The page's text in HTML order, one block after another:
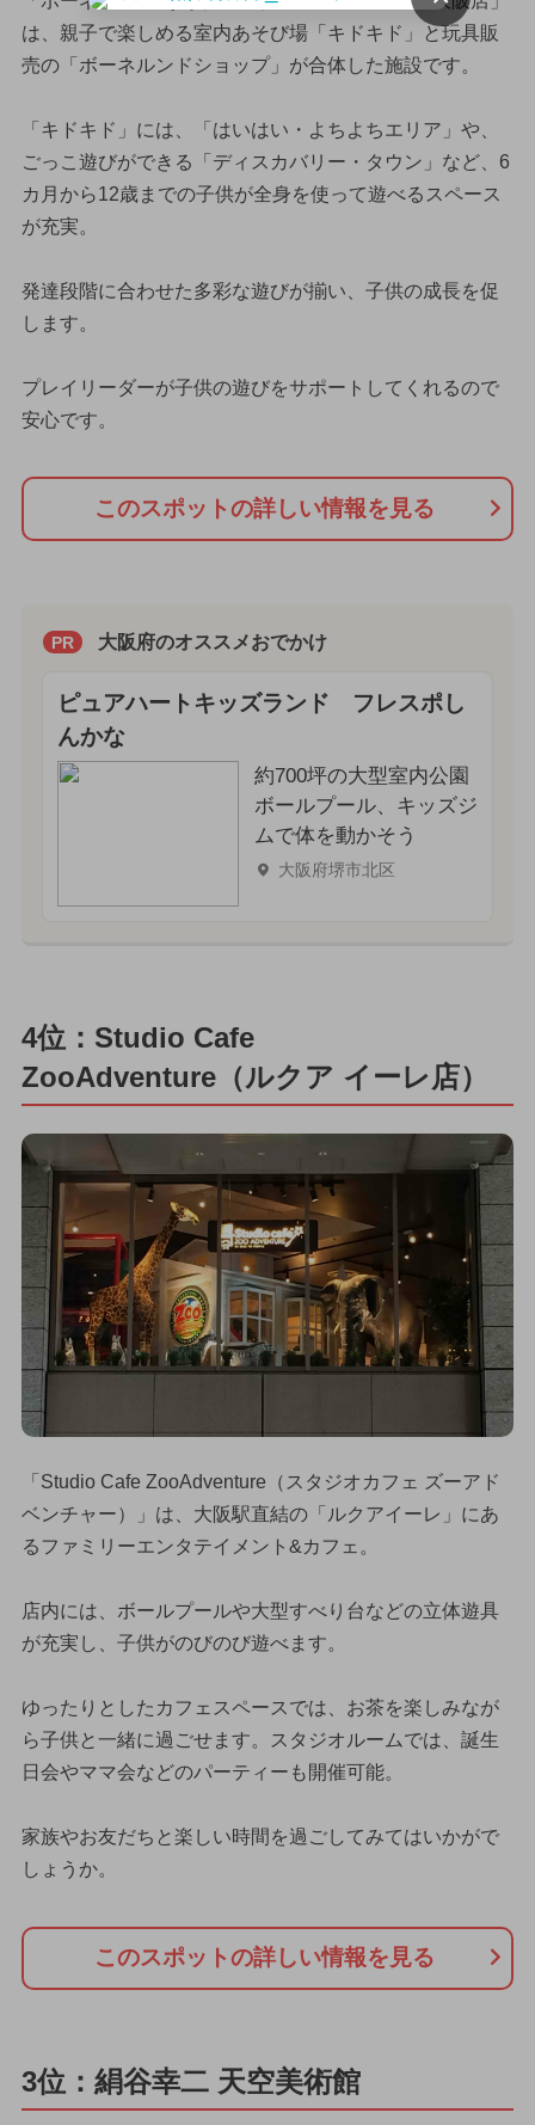
は、親子で楽しめる室内あそび場「キドキド」と玩具販
売の「ボーネルンドショップ」が合体した施設です。
「キドキド」には、「はいはい・よちよちエリア」や、
ごっこ遊びができる「ディスカバリー・タウン」など、6
カ月から12歳までの子供が全身を使って遊べるスペース
が充実。
発達段階に合わせた多彩な遊びが揃い、子供の成長を促
します。
プレイリーダーが子供の遊びをサポートしてくれるので
安心です。
このスポットの詳しい情報を見る
PR 大阪府のオススメおでかけ
ピュアハートキッズランド フレスポし
んかな
約700坪の大型室内公園
ボールプール、キッズジ
ムで体を動かそう
大阪府堺市北区
4位：Studio Cafe
ZooAdventure（ルクア イーレ店）
「Studio Cafe ZooAdventure（スタジオカフェ ズーアド
ベンチャー）」は、大阪駅直結の「ルクアイーレ」にあ
るファミリーエンタテイメント&カフェ。
店内には、ボールプールや大型すべり台などの立体遊具
が充実し、子供がのびのび遊べます。
ゆったりとしたカフェスペースでは、お茶を楽しみなが
ら子供と一緒に過ごせます。スタジオルームでは、誕生
日会やママ会などのパーティーも開催可能。
家族やお友だちと楽しい時間を過ごしてみてはいかがで
しょうか。
このスポットの詳しい情報を見る
3位：絹谷幸二 天空美術館